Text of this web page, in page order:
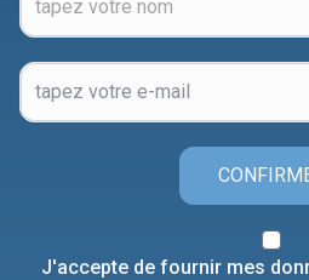
J'accepte de fournir mes